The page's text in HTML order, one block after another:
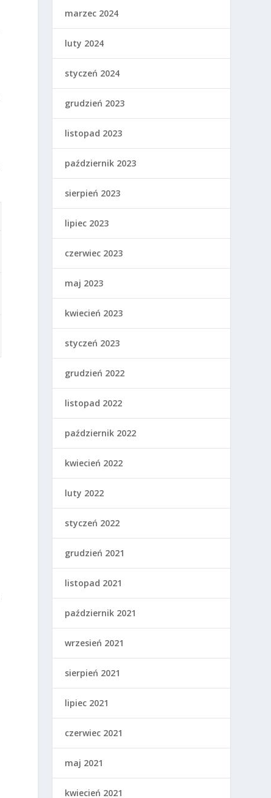
marzec 2024
luty 2024
styczeń 2024
grudzień 2023
listopad 2023
październik 2023
sierpień 2023
lipiec 2023
czerwiec 2023
maj 2023
kwiecień 2023
styczeń 2023
grudzień 2022
listopad 2022
październik 2022
kwiecień 2022
luty 2022
styczeń 2022
grudzień 2021
listopad 2021
październik 2021
wrzesień 2021
sierpień 2021
lipiec 2021
czerwiec 2021
maj 2021
kwiecień 2021